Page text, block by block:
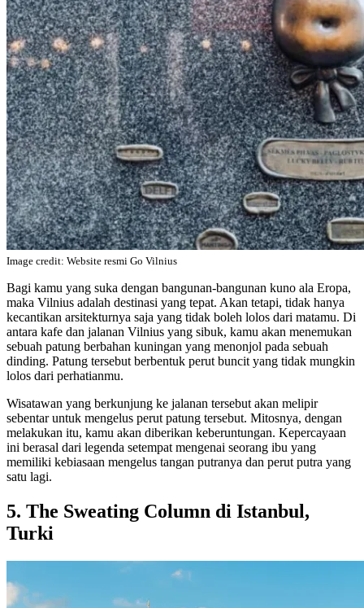
Image credit: Website resmi Go Vilnius
Bagi kamu yang suka dengan bangunan-bangunan kuno ala Eropa,
maka Vilnius adalah destinasi yang tepat. Akan tetapi, tidak hanya
kecantikan arsitekturnya saja yang tidak boleh lolos dari matamu. Di
antara kafe dan jalanan Vilnius yang sibuk, kamu akan menemukan
sebuah patung berbahan kuningan yang menonjol pada sebuah
dinding. Patung tersebut berbentuk perut buncit yang tidak mungkin
lolos dari perhatianmu.
Wisatawan yang berkunjung ke jalanan tersebut akan melipir
sebentar untuk mengelus perut patung tersebut. Mitosnya, dengan
melakukan itu, kamu akan diberikan keberuntungan. Kepercayaan
ini berasal dari legenda setempat mengenai seorang ibu yang
memiliki kebiasaan mengelus tangan putranya dan perut putra yang
satu lagi.
5. The Sweating Column di Istanbul,
Turki